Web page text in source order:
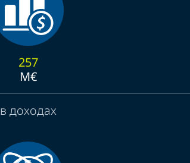
257
M€
в доходах